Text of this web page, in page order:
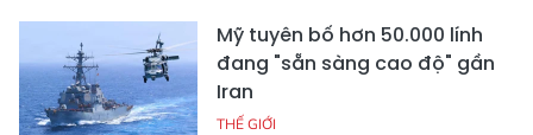
Mỹ tuyên bố hơn 50.000 lính
đang "sẵn sàng cao độ" gần
Iran
THẾ GIỚI